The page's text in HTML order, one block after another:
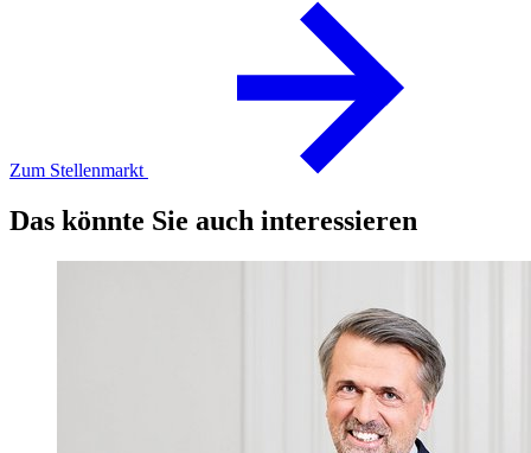
Zum Stellenmarkt
Das könnte Sie auch interessieren